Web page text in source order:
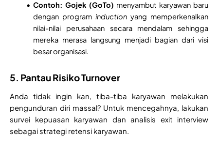
Contoh: Gojek (GoTo) menyambut karyawan baru
dengan program induction yang memperkenalkan
nilai-nilai perusahaan secara mendalam sehingga
mereka merasa langsung menjadi bagian dari visi
besar organisasi.
5. Pantau Risiko Turnover
Anda tidak ingin kan, tiba-tiba karyawan melakukan
pengunduran diri massal? Untuk mencegahnya, lakukan
survei kepuasan karyawan dan analisis exit interview
sebagai strategi retensi karyawan.